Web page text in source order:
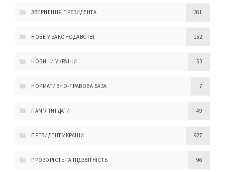
ЗВЕРНЕННЯ ПРЕЗИДЕНТА 361
НОВЕ У ЗАКОНОДАВСТВІ 152
НОВИНИ УКРАЇНИ 53
НОРМАТИВНО-ПРАВОВА БАЗА 7
ПАМ'ЯТНІ ДАТИ 49
ПРЕЗИДЕНТ УКРАЇНИ 927
ПРОЗОРІСТЬ ТА ПІДЗВІТНІСТЬ 96